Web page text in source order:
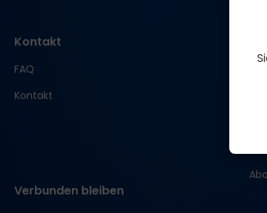
Kontakt
FAQ
Kontakt
Verbunden bleiben